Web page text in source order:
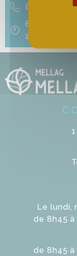
Élémentaire
8h45 – 12h15
14h00 – 16h30
Le lundi,
de 8h45 à
de 8h45 à